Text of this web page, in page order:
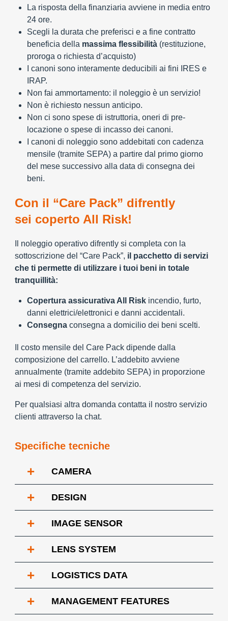
La risposta della finanziaria avviene in media entro
24 ore.
Scegli la durata che preferisci e a fine contratto
beneficia della massima flessibilità (restituzione,
proroga o richiesta d’acquisto)
I canoni sono interamente deducibili ai fini IRES e
IRAP.
Non fai ammortamento: il noleggio è un servizio!
Non è richiesto nessun anticipo.
Non ci sono spese di istruttoria, oneri di pre-
locazione o spese di incasso dei canoni.
I canoni di noleggio sono addebitati con cadenza
mensile (tramite SEPA) a partire dal primo giorno
del mese successivo alla data di consegna dei
beni.
Con il “Care Pack” difrently
sei coperto All Risk!
Il noleggio operativo difrently si completa con la
sottoscrizione del “Care Pack”, il pacchetto di servizi
che ti permette di utilizzare i tuoi beni in totale
tranquillità:
Copertura assicurativa All Risk incendio, furto,
danni elettrici/elettronici e danni accidentali.
Consegna consegna a domicilio dei beni scelti.
Il costo mensile del Care Pack dipende dalla
composizione del carrello. L’addebito avviene
annualmente (tramite addebito SEPA) in proporzione
ai mesi di competenza del servizio.
Per qualsiasi altra domanda contatta il nostro servizio
clienti attraverso la chat.
Specifiche tecniche
+ CAMERA
+ DESIGN
+ IMAGE SENSOR
+ LENS SYSTEM
+ LOGISTICS DATA
+ MANAGEMENT FEATURES